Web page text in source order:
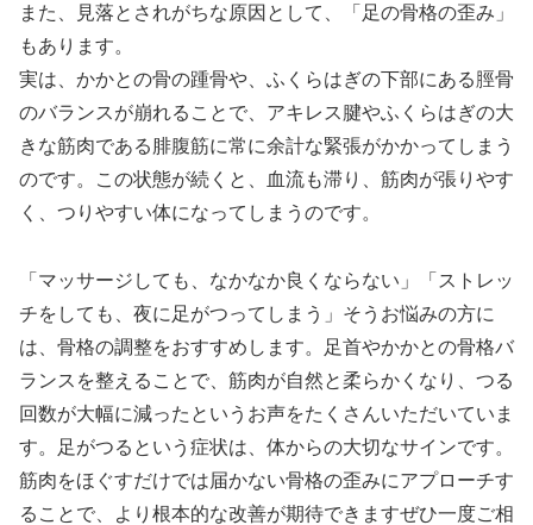
また、見落とされがちな原因として、「足の骨格の歪み」
もあります。
実は、かかとの骨の踵骨や、ふくらはぎの下部にある脛骨
のバランスが崩れることで、アキレス腱やふくらはぎの大
きな筋肉である腓腹筋に常に余計な緊張がかかってしまう
のです。この状態が続くと、血流も滞り、筋肉が張りやす
く、つりやすい体になってしまうのです。
「マッサージしても、なかなか良くならない」「ストレッ
チをしても、夜に足がつってしまう」そうお悩みの方に
は、骨格の調整をおすすめします。足首やかかとの骨格バ
ランスを整えることで、筋肉が自然と柔らかくなり、つる
回数が大幅に減ったというお声をたくさんいただいていま
す。足がつるという症状は、体からの大切なサインです。
筋肉をほぐすだけでは届かない骨格の歪みにアプローチす
ることで、より根本的な改善が期待できますぜひ一度ご相